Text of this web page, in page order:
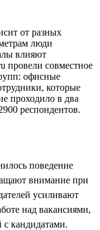
от разных
люди
влияют
провели совместное
офисные
которые
проходило в два
респондентов.
поведение
внимание при
усиливают
над вакансиями,
с кандидатами.